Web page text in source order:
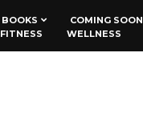
BOOKS COMING SOON
FITNESS WELLNESS